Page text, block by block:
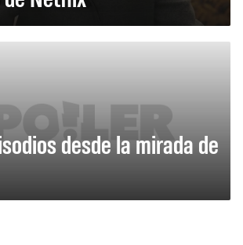
desde la mirada de